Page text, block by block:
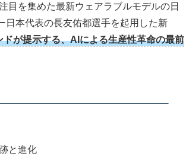
目を集めた最新ウェアラブルモデルの日
日本代表の長友佑都選手を起用した新
が提示する、AIによる生産性革命の最前
と進化